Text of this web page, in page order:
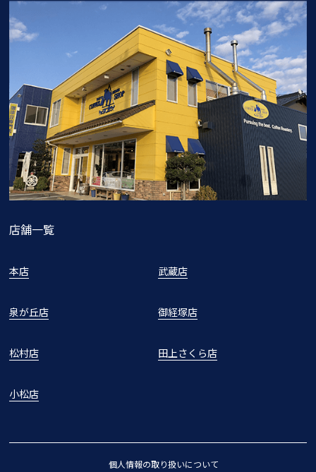
店舗一覧
本店 武蔵店
泉が丘店 御経塚店
松村店 田上さくら店
小松店
個人情報の取り扱いについて